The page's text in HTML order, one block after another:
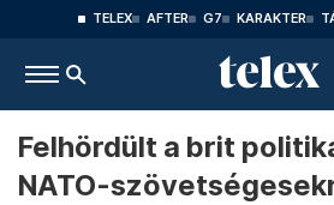
TELEX AFTER G7 KARAKTER
Felhördült a brit
NATO-